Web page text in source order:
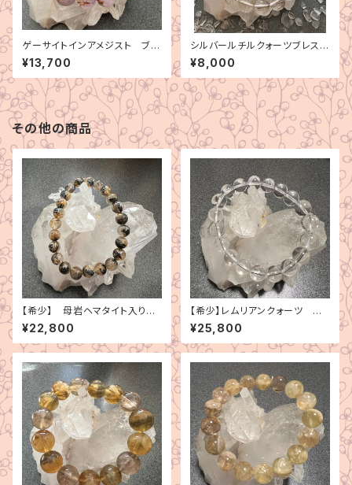
ゲーサイトインアメジスト ブレ
スレット
¥13,700
シルバールチルクォーツブレスレ
ット
¥8,000
その他の商品
【希少】 母岩ヘマタイト入り
ゴールドルチルクォーツ ブレス
レット
¥22,800
【希少】レムリアンクォーツ ブ
レスレット
¥25,800